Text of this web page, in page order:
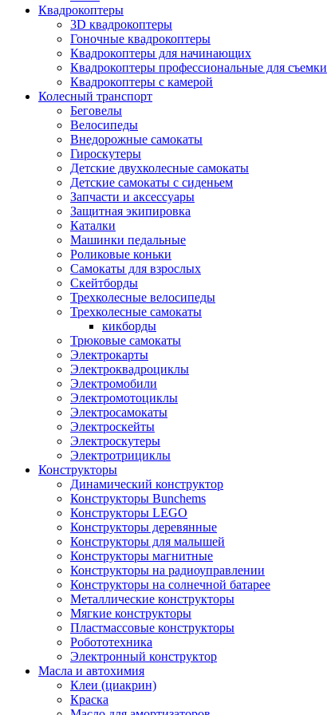
Квадрокоптеры
3D квадрокоптеры
Гоночные квадрокоптеры
Квадрокоптеры для начинающих
Квадрокоптеры профессиональные для съемки
Квадрокоптеры с камерой
Колесный транспорт
Беговелы
Велосипеды
Внедорожные самокаты
Гироскутеры
Детские двухколесные самокаты
Детские самокаты с сиденьем
Запчасти и аксессуары
Защитная экипировка
Каталки
Машинки педальные
Роликовые коньки
Самокаты для взрослых
Скейтборды
Трехколесные велосипеды
Трехколесные самокаты
кикборды
Трюковые самокаты
Электрокарты
Электроквадроциклы
Электромобили
Электромотоциклы
Электросамокаты
Электроскейты
Электроскутеры
Электротрициклы
Конструкторы
Динамический конструктор
Конструкторы Bunchems
Конструкторы LEGO
Конструкторы деревянные
Конструкторы для малышей
Конструкторы магнитные
Конструкторы на радиоуправлении
Конструкторы на солнечной батарее
Металлические конструкторы
Мягкие конструкторы
Пластмассовые конструкторы
Робототехника
Электронный конструктор
Масла и автохимия
Клеи (циакрин)
Краска